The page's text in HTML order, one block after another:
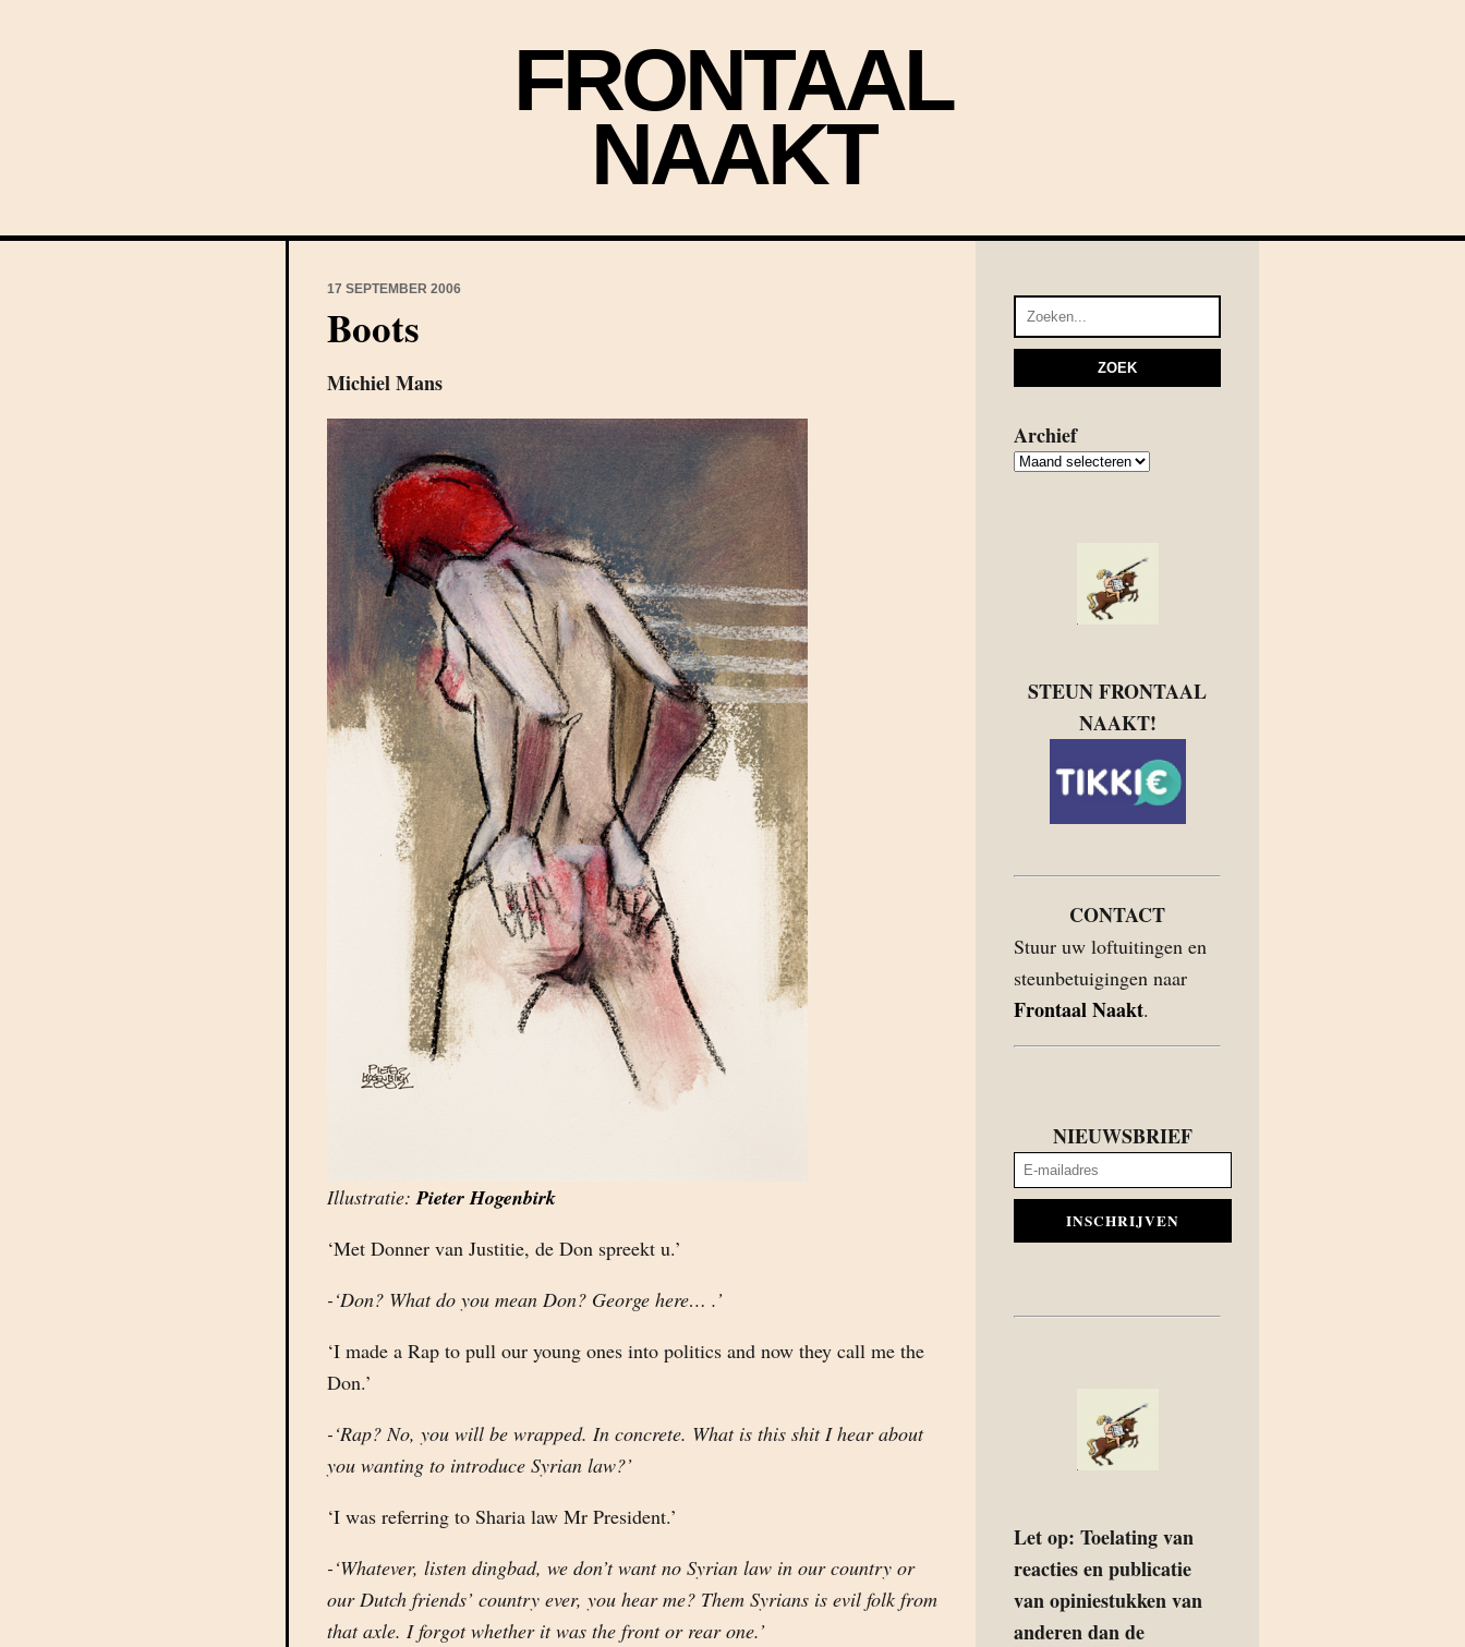
FRONTAAL
NAAKT
17 SEPTEMBER 2006
Boots
Michiel Mans
Illustratie:Pieter Hogenbirk
‘Met Donner van Justitie, de Don spreekt u.’
-‘Don? What do you mean Don? George here… .’
‘I made a Rap to pull our young ones into politics and now they call me the
Don.’
-‘Rap? No, you will be wrapped. In concrete. What is this shit I hear about
you wanting to introduce Syrian law?’
‘I was referring to Sharia law Mr President.’
-‘Whatever, listen dingbad, we don’t want no Syrian law in our country or
our Dutch friends’ country ever, you hear me? Them Syrians is evil folk from
that axle. I forgot whether it was the front or rear one.’
Archief
Archief
STEUN FRONTAAL
NAAKT!
CONTACT
Stuur uw loftuitingen en
steunbetuigingen naar
Frontaal Naakt.
NIEUWSBRIEF
INSCHRIJVEN
Let op: Toelating van
reacties en publicatie
van opiniestukken van
anderen dan de